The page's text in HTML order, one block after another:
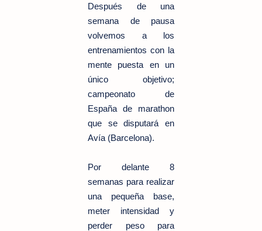
Después de una
semana de pausa
volvemos a los
entrenamientos con la
mente puesta en un
único objetivo;
campeonato de
España de marathon
que se disputará en
Avía (Barcelona).
Por delante 8
semanas para realizar
una pequeña base,
meter intensidad y
perder peso para